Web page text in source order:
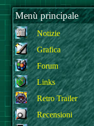
Menù principale
Notizie
Grafica
Forum
Links
Retro Trailer
Recensioni